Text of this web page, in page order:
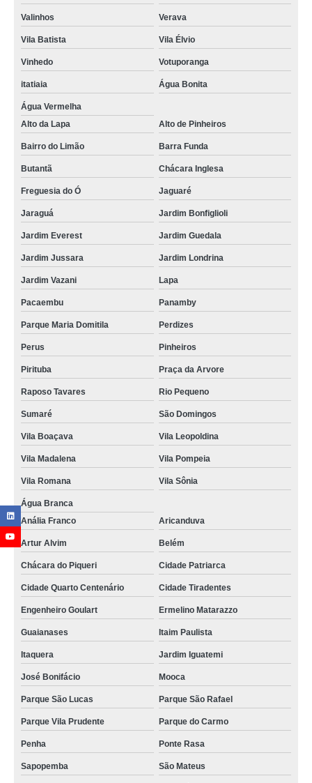
Valinhos Verava
Vila Batista Vila Élvio
Vinhedo Votuporanga
itatiaia Água Bonita
Água Vermelha
Alto da Lapa
Alto de Pinheiros
Bairro do Limão Barra Funda
Butantã Chácara Inglesa
Freguesia do Ó Jaguaré
Jaraguá Jardim Bonfiglioli
Jardim Everest Jardim Guedala
Jardim Jussara Jardim Londrina
Jardim Vazani Lapa
Pacaembu Panamby
Parque Maria Domitila Perdizes
Perus Pinheiros
Pirituba Praça da Arvore
Raposo Tavares Rio Pequeno
Sumaré São Domingos
Vila Boaçava Vila Leopoldina
Vila Madalena Vila Pompeia
Vila Romana Vila Sônia
Água Branca
Anália Franco
Aricanduva
Artur Alvim Belém
Chácara do Piqueri Cidade Patriarca
Cidade Quarto Centenário Cidade Tiradentes
Engenheiro Goulart Ermelino Matarazzo
Guaianases Itaim Paulista
Itaquera Jardim Iguatemi
José Bonifácio Mooca
Parque São Lucas Parque São Rafael
Parque Vila Prudente Parque do Carmo
Penha Ponte Rasa
Sapopemba São Mateus